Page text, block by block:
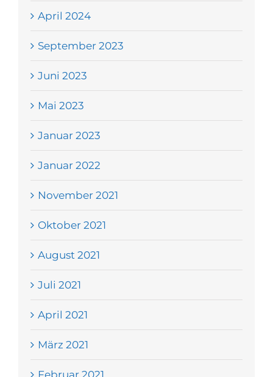
April 2024
September 2023
Juni 2023
Mai 2023
Januar 2023
Januar 2022
November 2021
Oktober 2021
August 2021
Juli 2021
April 2021
März 2021